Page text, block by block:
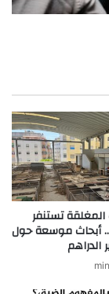
تستنفر
أبحاث موسعة حول
الدراهم